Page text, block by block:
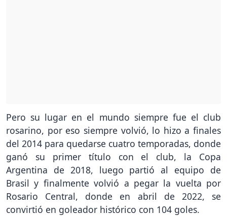
Pero su lugar en el mundo siempre fue el club
rosarino, por eso siempre volvió, lo hizo a finales
del 2014 para quedarse cuatro temporadas, donde
ganó su primer título con el club, la Copa
Argentina de 2018, luego partió al equipo de
Brasil y finalmente volvió a pegar la vuelta por
Rosario Central, donde en abril de 2022, se
convirtió en goleador histórico con 104 goles.